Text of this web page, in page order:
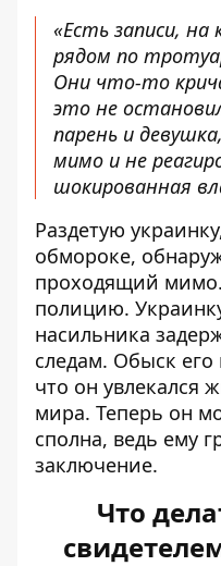
«Есть записи,
рядом по
Они что-то
это не
парень и
мимо и не
шокированная
Раздетую
обмороке,
проходящий
полицию.
насильника
следам. Обыск
что он увлекался
мира. Теперь он
сполна, ведь ему
заключение.
Что